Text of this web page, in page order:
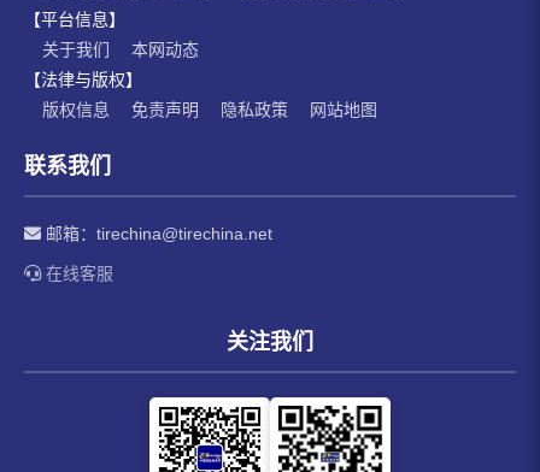
【平台信息】
关于我们
本网动态
【法律与版权】
版权信息
免责声明 隐私政策 网站地图
联系我们
邮箱： tirechina@tirechina.net
在线客服
关注我们